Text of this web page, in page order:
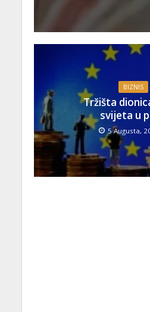
BIZNIS
Tržišta
svijeta u
5 Augusta,